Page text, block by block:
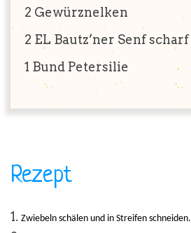
2 Gewürznelken
2 EL Bautz’ner Senf scharf
1 Bund Petersilie
Rezept
Zwiebeln schälen und in Streifen schneiden.